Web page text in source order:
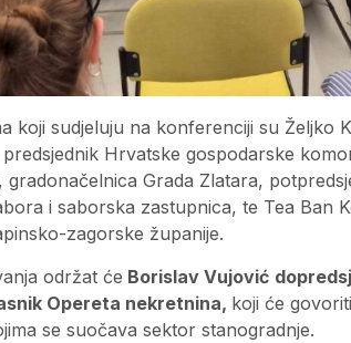
koji sudjeluju na konferenciji su Željko
Hrvatske gospodarske
Grada Zlatara,
i saborska zastupnica, te Tea Ban
zagorske županije.
održat će Borislav Vujović
Opereta nekretnina, koji će
se suočava sektor stanogradnje.